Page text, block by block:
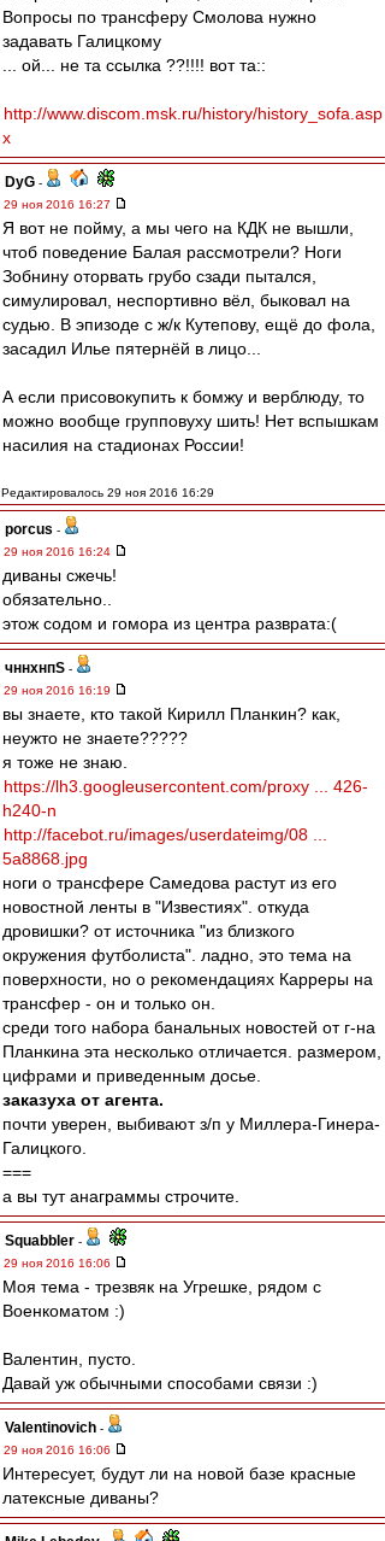
Вопросы по трансферу Смолова нужно
задавать Галицкому
... ой... не та ссылка ??!!!! вот та::
http://www.discom.msk.ru/history/history_sofa.asp
x
DyG -
29 ноя 2016 16:27
Я вот не пойму, а мы чего на КДК не вышли,
чтоб поведение Балая рассмотрели? Ноги
Зобнину оторвать грубо сзади пытался,
симулировал, неспортивно вёл, быковал на
судью. В эпизоде с ж/к Кутепову, ещё до фола,
засадил Илье пятернёй в лицо...
А если присовокупить к бомжу и верблюду, то
можно вообще групповуху шить! Нет вспышкам
насилия на стадионах России!
Редактировалось 29 ноя 2016 16:29
porcus -
29 ноя 2016 16:24
диваны сжечь!
обязательно..
этож содом и гомора из центра разврата:(
чннхнпS -
29 ноя 2016 16:19
вы знаете, кто такой Кирилл Планкин? как,
неужто не знаете?????
я тоже не знаю.
https://lh3.googleusercontent.com/proxy ... 426-
h240-n
http://facebot.ru/images/userdateimg/08 ...
5a8868.jpg
ноги о трансфере Самедова растут из его
новостной ленты в "Известиях". откуда
дровишки? от источника "из близкого
окружения футболиста". ладно, это тема на
поверхности, но о рекомендациях Карреры на
трансфер - он и только он.
среди того набора банальных новостей от г-на
Планкина эта несколько отличается. размером,
цифрами и приведенным досье.
заказуха от агента.
почти уверен, выбивают з/п у Миллера-Гинера-
Галицкого.
===
а вы тут анаграммы строчите.
Squabbler -
29 ноя 2016 16:06
Моя тема - трезвяк на Угрешке, рядом с
Военкоматом :)
Валентин, пусто.
Давай уж обычными способами связи :)
Valentinovich -
29 ноя 2016 16:06
Интересует, будут ли на новой базе красные
латексные диваны?